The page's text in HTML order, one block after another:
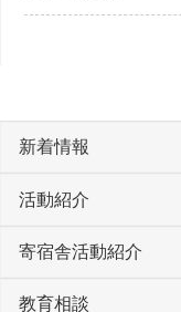
新着情報
活動紹介
寄宿舎活動紹介
教育相談